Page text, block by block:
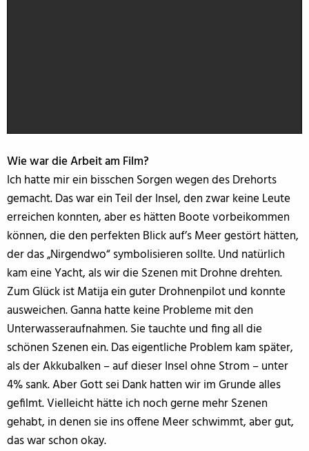
Wie war die Arbeit am Film?
Ich hatte mir ein bisschen Sorgen wegen des Drehorts
gemacht. Das war ein Teil der Insel, den zwar keine Leute
erreichen konnten, aber es hätten Boote vorbeikommen
können, die den perfekten Blick auf’s Meer gestört hätten,
der das „Nirgendwo“ symbolisieren sollte. Und natürlich
kam eine Yacht, als wir die Szenen mit Drohne drehten.
Zum Glück ist Matija ein guter Drohnenpilot und konnte
ausweichen. Ganna hatte keine Probleme mit den
Unterwasseraufnahmen. Sie tauchte und fing all die
schönen Szenen ein. Das eigentliche Problem kam später,
als der Akkubalken – auf dieser Insel ohne Strom – unter
4% sank. Aber Gott sei Dank hatten wir im Grunde alles
gefilmt. Vielleicht hätte ich noch gerne mehr Szenen
gehabt, in denen sie ins offene Meer schwimmt, aber gut,
das war schon okay.